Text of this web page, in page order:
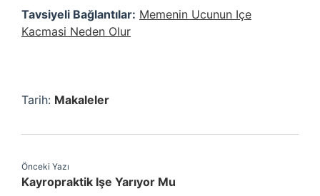
Tavsiyeli Bağlantılar: Memenin Ucunun Içe
Kacmasi Neden Olur
Tarih: Makaleler
Önceki Yazı
Kayropraktik Işe Yarıyor Mu